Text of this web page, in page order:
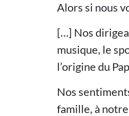
Alors si nous
[…] Nos
musique, le
l’origine du
Nos
famille, à